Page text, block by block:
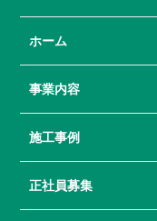
ホーム
事業内容
施工事例
正社員募集